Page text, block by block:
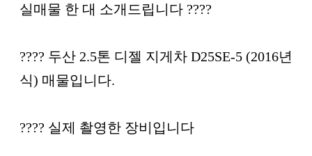
실매물 한 대 소개드립니다 ????
???? 두산 2.5톤 디젤 지게차 D25SE-5 (2016년
식) 매물입니다.
???? 실제 촬영한 장비입니다